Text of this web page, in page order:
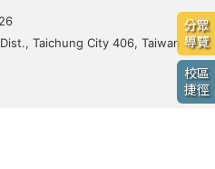
分眾
導覽
校區
捷徑
Taichung City 406, Taiwan